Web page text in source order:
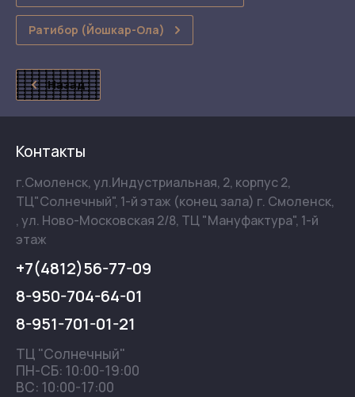
Ратибор (Йошкар-Ола)
Назад
Контакты
г.Смоленск, ул.Индустриальная, 2, корпус 2,
ТЦ"Солнечный", 1-й этаж (конец зала) г. Смоленск,
, ул. Ново-Московская 2/8, ТЦ "Мануфактура", 1-й
этаж
+7(4812)56-77-09
8-950-704-64-01
8-951-701-01-21
ТЦ "Солнечный"
ПН-СБ: 10:00-19:00
ВС: 10:00-17:00